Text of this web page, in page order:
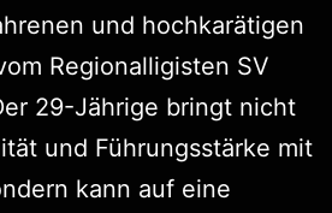
und hochkarätigen
Regionalligisten SV
29-Jährige bringt nicht
und Führungsstärke mit
kann auf eine